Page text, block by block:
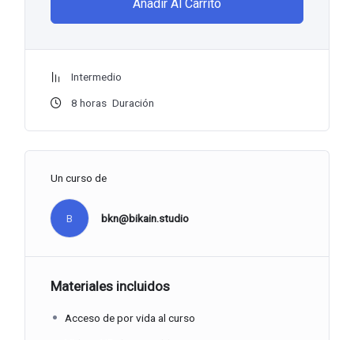
Añadir Al Carrito
Intermedio
8 horas Duración
Un curso de
B bkn@bikain.studio
Materiales incluidos
Acceso de por vida al curso